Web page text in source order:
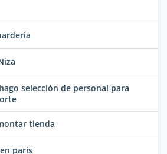
selección de personal para
tienda
paris